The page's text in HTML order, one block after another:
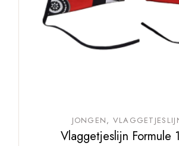
JONGEN
Vlaggetjeslijn Formule